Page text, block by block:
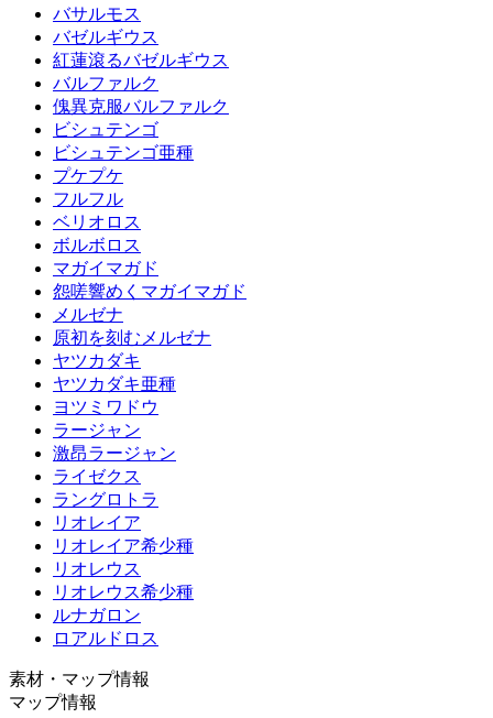
バサルモス
バゼルギウス
紅蓮滾るバゼルギウス
バルファルク
傀異克服バルファルク
ビシュテンゴ
ビシュテンゴ亜種
プケプケ
フルフル
ベリオロス
ボルボロス
マガイマガド
怨嗟響めくマガイマガド
メルゼナ
原初を刻むメルゼナ
ヤツカダキ
ヤツカダキ亜種
ヨツミワドウ
ラージャン
激昂ラージャン
ライゼクス
ラングロトラ
リオレイア
リオレイア希少種
リオレウス
リオレウス希少種
ルナガロン
ロアルドロス
素材・マップ情報
マップ情報